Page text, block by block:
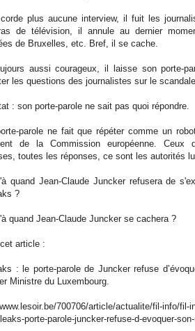
plus aucune interview, il fuit les
de télévision, il annule au dernier
de Bruxelles, etc. Bref, il se cache.
aussi courageux, il laisse son porte-
les questions des journalistes sur le
: son porte-parole ne sait pas quoi répondre.
parole ne fait que répéter comme un
de la Commission européenne. Ceux
toutes les réponses, ce sont les autorités
quand Jean-Claude Juncker refusera de
?
quand Jean-Claude Juncker se cachera ?
article :
: le porte-parole de Juncker refuse
Ministre du Luxembourg.
700706/article/actualite/fil-info/fil-
porte-parole-juncker-refuse-d-evoquer-